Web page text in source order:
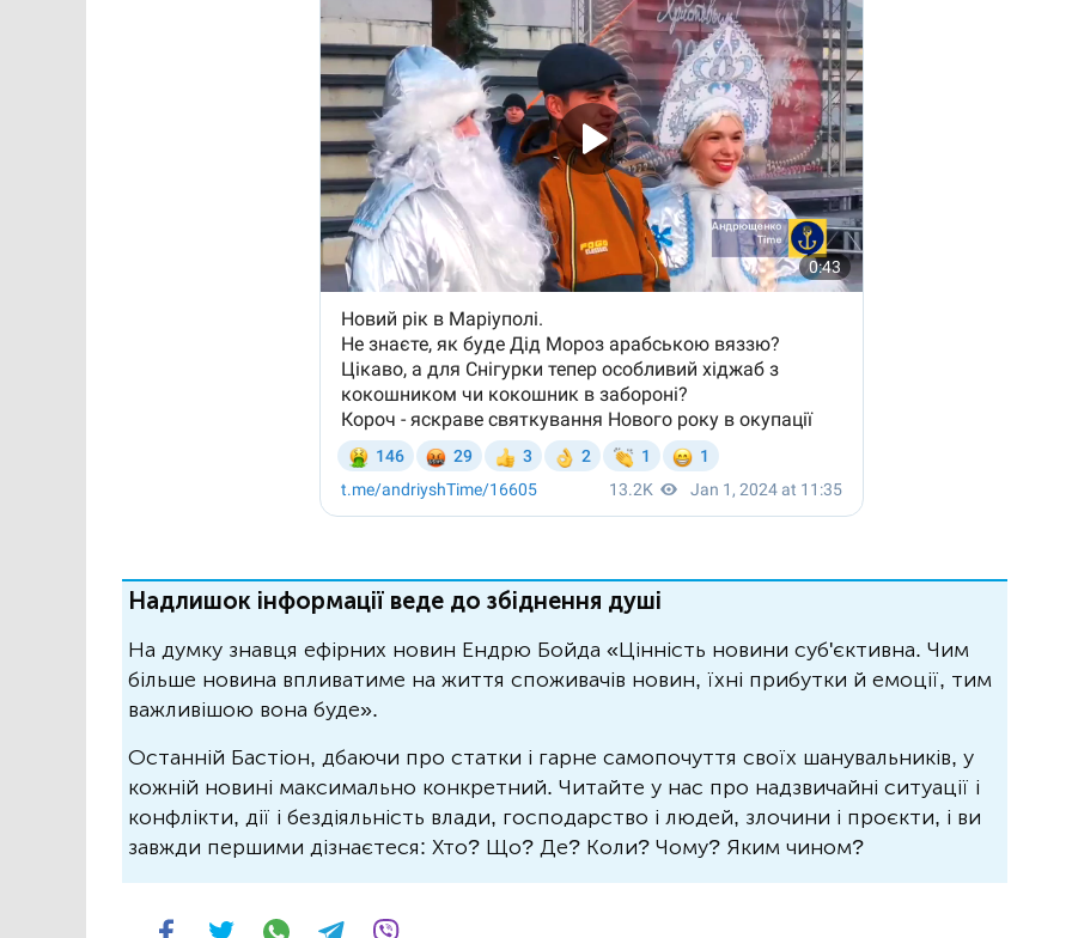
Надлишок інформації веде до збіднення душі
На думку знавця ефірних новин Ендрю Бойда «Цінність новини суб'єктивна. Чим
більше новина впливатиме на життя споживачів новин, їхні прибутки й емоції, тим
важливішою вона буде».
Останній Бастіон, дбаючи про статки і гарне самопочуття своїх шанувальників, у
кожній новині максимально конкретний. Читайте у нас про надзвичайні ситуації і
конфлікти, дії і бездіяльність влади, господарство і людей, злочини і проєкти, і ви
завжди першими дізнаєтеся: Хто? Що? Де? Коли? Чому? Яким чином?